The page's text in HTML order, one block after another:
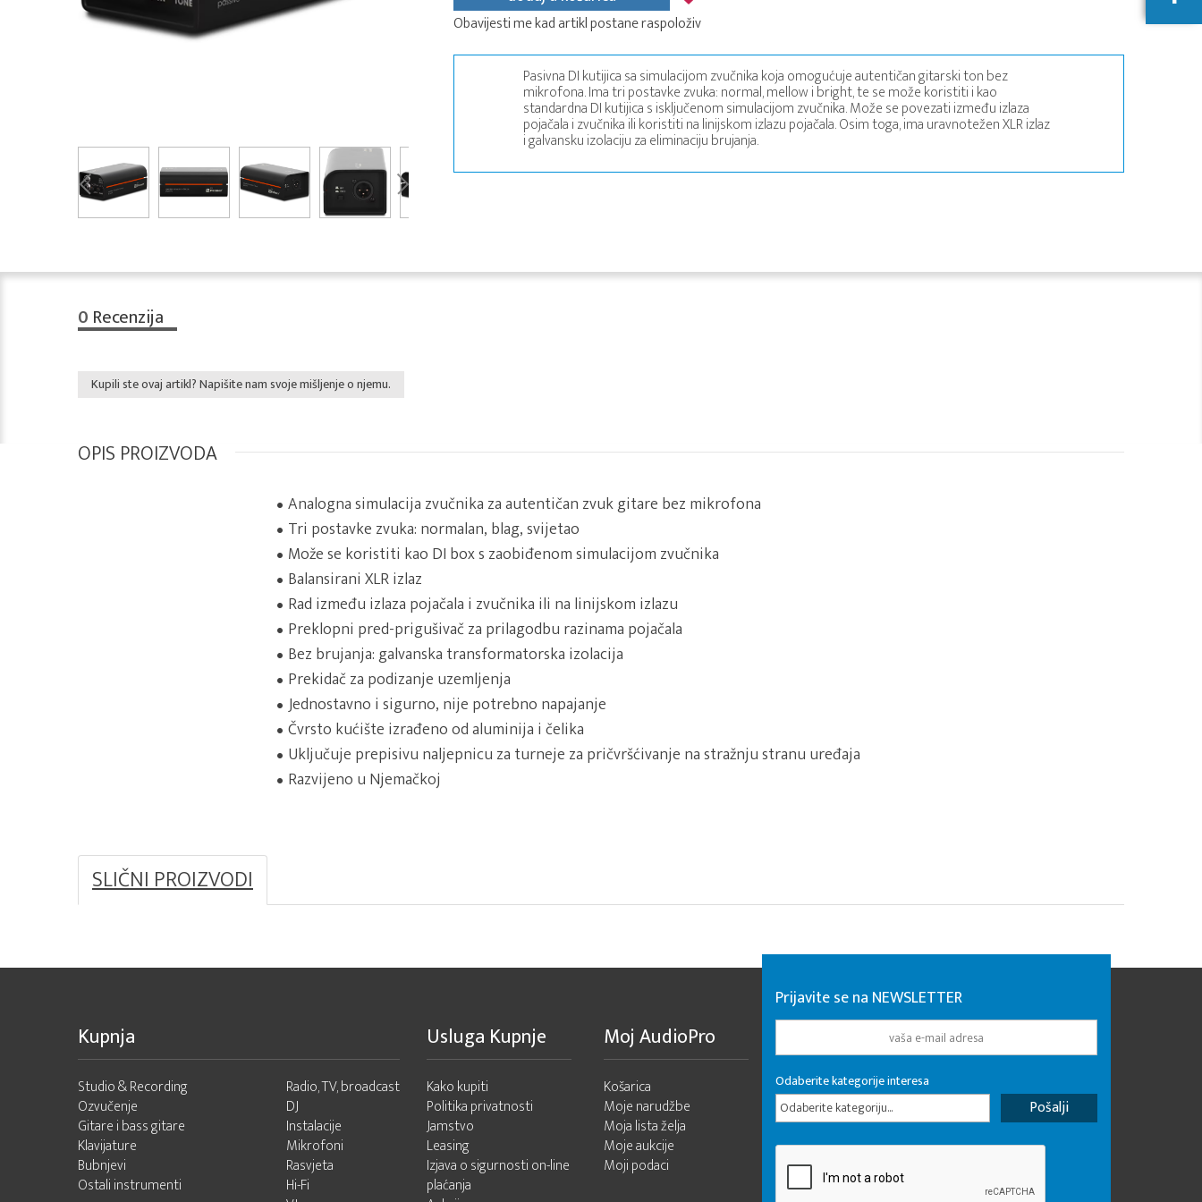
Obavijesti me kad artikl postane raspoloživ
Pasivna DI kutijica sa simulacijom zvučnika koja omogućuje autentičan gitarski ton bez
mikrofona. Ima tri postavke zvuka: normal, mellow i bright, te se može koristiti i kao
standardna DI kutijica s isključenom simulacijom zvučnika. Može se povezati između izlaza
pojačala i zvučnika ili koristiti na linijskom izlazu pojačala. Osim toga, ima uravnotežen XLR izlaz
i galvansku izolaciju za eliminaciju brujanja.
0 Recenzija
Kupili ste ovaj artikl? Napišite nam svoje mišljenje o njemu.
OPIS PROIZVODA
Analogna simulacija zvučnika za autentičan zvuk gitare bez mikrofona
Tri postavke zvuka: normalan, blag, svijetao
Može se koristiti kao DI box s zaobiđenom simulacijom zvučnika
Balansirani XLR izlaz
Rad između izlaza pojačala i zvučnika ili na linijskom izlazu
Preklopni pred-prigušivač za prilagodbu razinama pojačala
Bez brujanja: galvanska transformatorska izolacija
Prekidač za podizanje uzemljenja
Jednostavno i sigurno, nije potrebno napajanje
Čvrsto kućište izrađeno od aluminija i čelika
Uključuje prepisivu naljepnicu za turneje za pričvršćivanje na stražnju stranu uređaja
Razvijeno u Njemačkoj
SLIČNI PROIZVODI
Kupnja
Studio & Recording
Ozvučenje
Gitare i bass gitare
Klavijature
Bubnjevi
Ostali instrumenti
Radio, TV, broadcast
DJ
Instalacije
Mikrofoni
Rasvjeta
Hi-Fi
Usluga Kupnje
Kako kupiti
Politika privatnosti
Jamstvo
Leasing
Izjava o sigurnosti on-line
plaćanja
Moj AudioPro
Košarica
Moje narudžbe
Moja lista želja
Moje aukcije
Moji podaci
Prijavite se na NEWSLETTER
Odaberite kategorije interesa
Odaberite kategoriju...